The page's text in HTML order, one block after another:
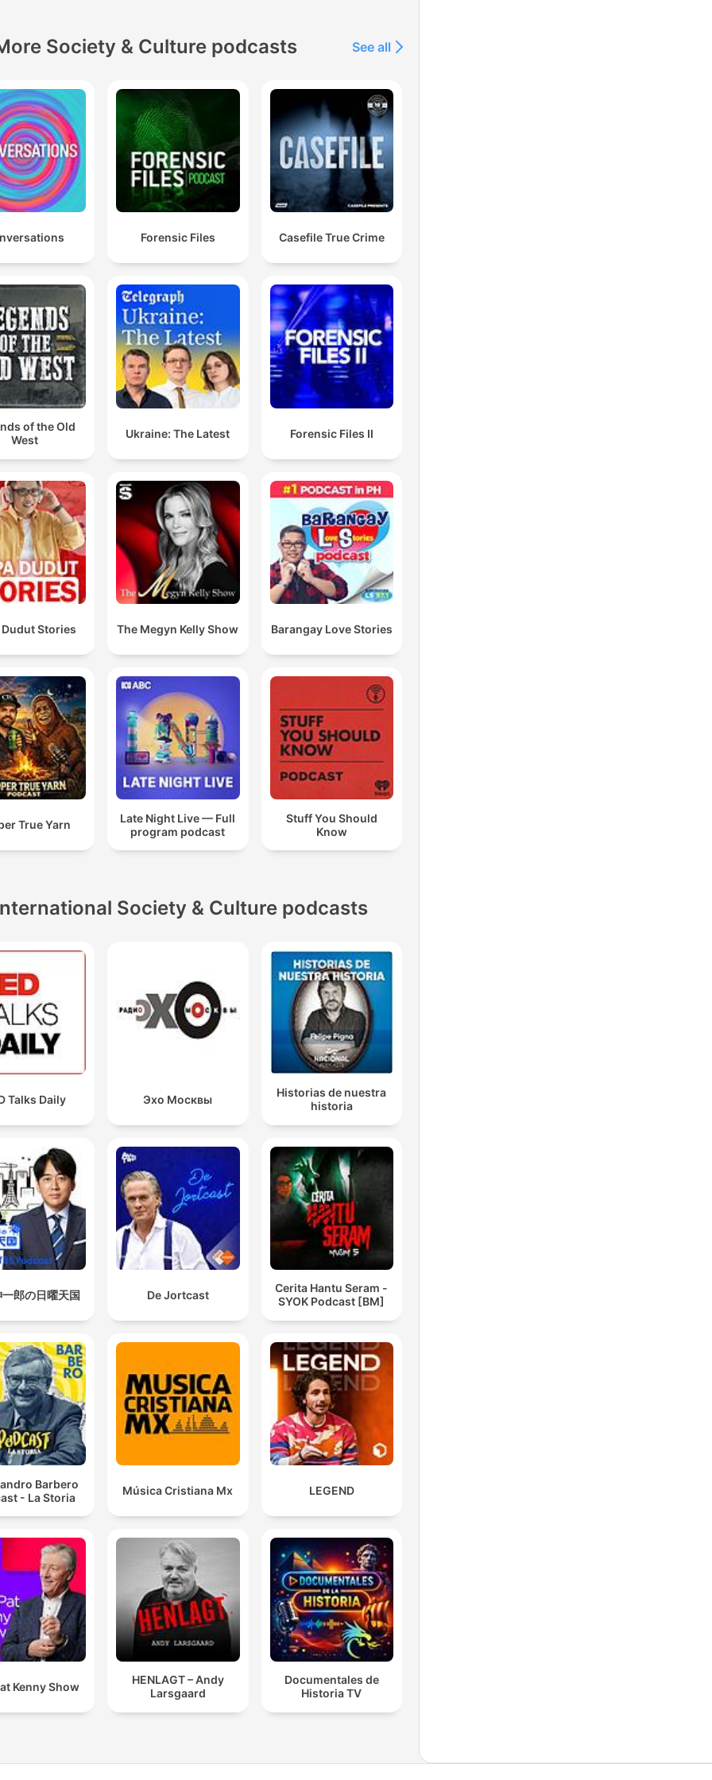
Society & Culture podcasts See all
Forensic Files Casefile True Crime
of the Old
West
Ukraine: The Latest Forensic Files II
Dudut Stories The Megyn Kelly Show Barangay Love Stories
True Yarn
Late Night Live — Full
program podcast
Stuff You Should
Know
Society & Culture podcasts
Talks Daily Эхо Москвы
Historias de nuestra
historia
郎の日曜天国 De Jortcast
Cerita Hantu Seram -
SYOK Podcast [BM]
Barbero
- La Storia
Música Cristiana Mx LEGEND
Kenny Show
HENLAGT – Andy
Larsgaard
Documentales de
Historia TV